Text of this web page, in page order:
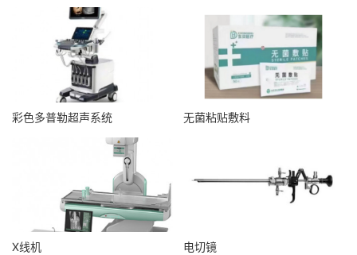
彩色多普勒超声系统 无菌粘贴敷料
X线机 电切镜